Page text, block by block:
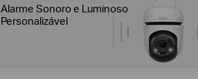
Alarme Sonoro e Luminoso
Personalizável